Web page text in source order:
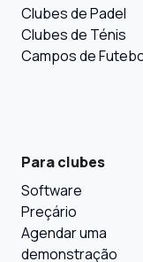
Clubes de Padel
Clubes de Ténis
Campos de
Para clubes
Software
Preçário
Agendar uma
demonstração